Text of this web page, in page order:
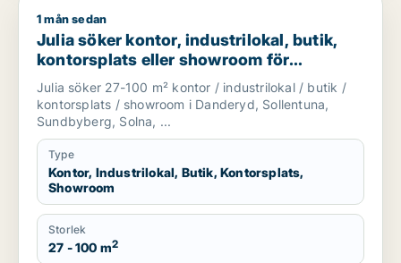
Julia söker kontor, industrilokal, butik, kontorsplats eller
1 mån sedan
Julia söker kontor, industrilokal, butik,
kontorsplats eller showroom för
uthyrning i Danderyd, Sollentuna eller
Sundbyberg m.fl.
Julia söker 27-100 m² kontor / industrilokal / butik /
kontorsplats / showroom i Danderyd, Sollentuna,
Sundbyberg, Solna, ...
Type
Kontor, Industrilokal, Butik, Kontorsplats,
Showroom
Storlek
27 - 100 m2